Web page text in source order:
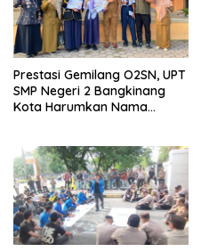
Prestasi Gemilang O2SN, UPT
SMP Negeri 2 Bangkinang
Kota Harumkan Nama